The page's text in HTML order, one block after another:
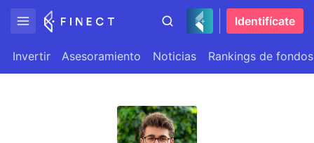
Identifícate
Invertir Asesoramiento Noticias Rankings de fondos